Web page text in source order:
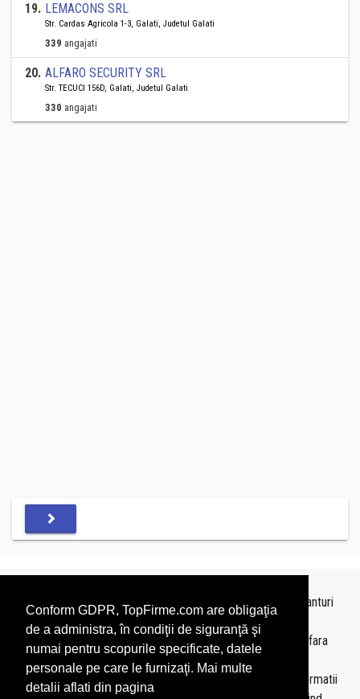
Conform GDPR, TopFirme.com are obligaţia
de a administra, în condiţii de siguranţă şi
numai pentru scopurile specificate, datele
personale pe care le furnizaţi. Mai multe
detalii aflati din pagina
19. LEMACONS SRL
Str. Cardas Agricola 1-3, Galati, Judetul Galati
339 angajati
20. ALFARO SECURITY SRL
Str. TECUCI 156D, Galati, Judetul Galati
330 angajati
Topurile sunt realizate deTopFirme
pe baza ultimelor bilanturi
depuse si au scop informativ.
Este interzisa folosirea topurilor fara acordul TopFirme si fara
precizarea sursei.
Daca doriti sa achizitionati
topuri personalizate
sau informatii